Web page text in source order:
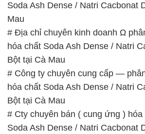
Soda Ash Dense / Natri Cacbonat
Mau
# Địa chỉ chuyên kinh doanh Ω
hóa chất Soda Ash Dense / Natri
Bột tại Cà Mau
# Công ty chuyên cung cấp —
hóa chất Soda Ash Dense / Natri
Bột tại Cà Mau
# Cty chuyên bán ( cung ứng )
Soda Ash Dense / Natri Cacbonat